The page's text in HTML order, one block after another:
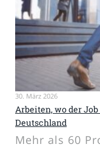
30. März 2026
Arbeiten, wo der
Deutschland
Mehr als 60